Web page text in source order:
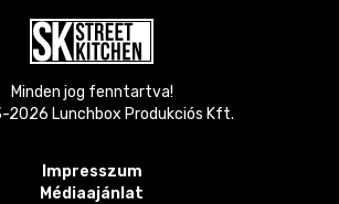
Minden jog fenntartva!
2026 Lunchbox Produkciós Kft.
Impresszum
Médiaajánlat